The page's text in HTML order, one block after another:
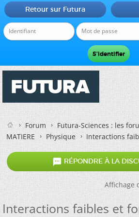
Retour sur Futura
Forum
Futura-Sciences : les
MATIERE
Physique Interactions
 RÉPONDRE À LA
Affichage
Interactions faibles et